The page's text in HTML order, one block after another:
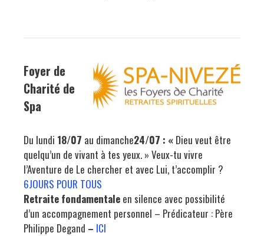
Foyer de
Charité de
Spa
Du lundi 18/07 au dimanche24/07 : « Dieu veut être
quelqu’un de vivant à tes yeux. » Veux-tu vivre
l’Aventure de Le chercher et avec Lui, t’accomplir ?
6JOURS POUR TOUS
Retraite fondamentale en silence avec possibilité
d’un accompagnement personnel – Prédicateur : Père
Philippe Degand – ICI